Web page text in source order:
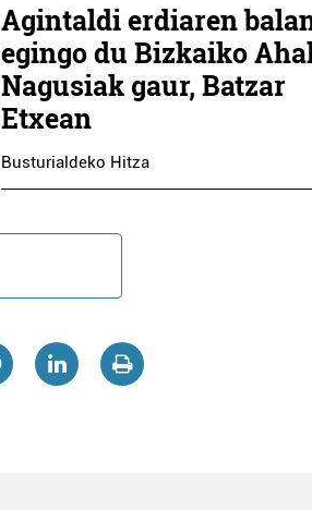
Agintaldi erdiaren
egingo du Bizkaiko
Nagusiak gaur, Batzar
Etxean
Busturialdeko Hitza